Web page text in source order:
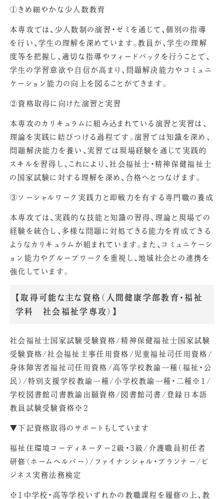
①きめ細やかな少人数教育
本専攻では、少人数制の演習・ゼミを通じて、個別の指導
を行い、学生の理解を深めています。教員が、学生の理解
度等を把握し、適切な指導やフィードバックを行うことで、
学生の学習意欲や自信が高まり、問題解決能力やコミュニ
ケーション能力の向上を図ることができます。
②資格取得に向けた演習と実習
本専攻のカリキュラムに組み込まれている演習と実習は、
理論を実践に結びつける過程です。演習では知識を深め、
問題解決能力を養い、実習では現場経験を通じて実践的
スキルを習得し、これにより、社会福祉士・精神保健福祉士
の国家試験に対する理解を深め、合格へとつなげます。
③ソーシャルワーク実践力と即戦力を有する専門職の養成
本専攻では、実践的な技能と知識の習得、理論と現場での
経験を統合し、多様な問題に対処できる能力を育成できる
ようなカリキュラムが組まれています。また、コミュニケーシ
ョン能力やグループワークを重視し、地域社会との連携を
強化しています。
【取得可能な主な資格（人間健康学部教育・福祉
学科 社会福祉学専攻）】
社会福祉士国家試験受験資格/精神保健福祉士国家試験
受験資格/社会福祉主事任用資格/児童福祉司任用資格/
身体障害者福祉司任用資格/高等学校教諭一種（福祉・公
民）/特別支援学校教諭一種/小学校教諭一種・二種※1/
学校図書館司書教諭出願資格/図書館司書/登録日本語
教員試験受験資格※2
▼下記資格取得のサポートもしています
福祉住環境コーディネーター2級・3級/介護職員初任者
研修（ホームヘルパー）/ファイナンシャル・プランナー/ビ
ジネス実務法務検定
※1中学校・高等学校いずれかの教職課程を履修の上、教